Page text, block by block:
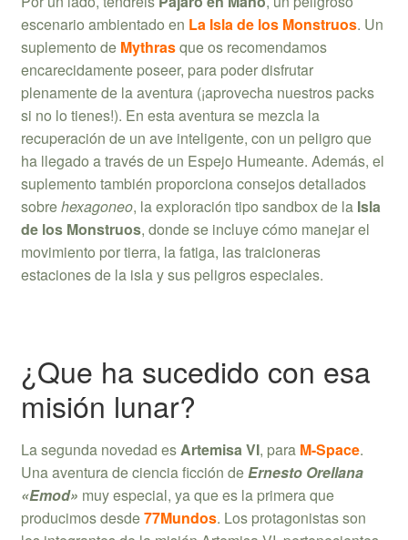
escenario ambientado en La Isla de los Monstruos. Un
suplemento de Mythrasque os recomendamos
encarecidamente poseer, para poder disfrutar
plenamente de la aventura (¡aprovecha nuestros packs
si no lo tienes!). En esta aventura se mezcla la
recuperación de un ave inteligente, con un peligro que
ha llegado a través de un Espejo Humeante. Además, el
suplemento también proporciona consejos detallados
sobrehexagoneo, la exploración tipo sandbox de la Isla
de los Monstruos, donde se incluye cómo manejar el
movimiento por tierra, la fatiga, las traicioneras
estaciones de la isla y sus peligros especiales.
¿Que ha sucedido con esa
misión lunar?
La segunda novedad esArtemisa VI, para M-Space.
Una aventura de ciencia ficción deErnesto Orellana
«Emod» muy especial, ya que es la primera que
producimos desde77Mundos. Los protagonistas son